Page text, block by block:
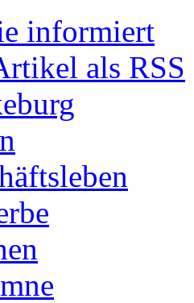
informiert
als RSS